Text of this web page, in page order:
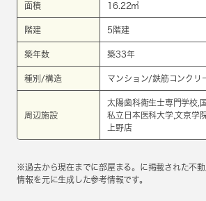
面積 16.22㎡
階建 5階建
築年数 築33年
種別/構造 マンション/鉄筋コンクリ
周辺施設
太陽歯科衛生士専門学校,
私立日本医科大学,文京学
上野店
※過去から現在までに部屋まる。に掲載された不
情報を元に生成した参考情報です。